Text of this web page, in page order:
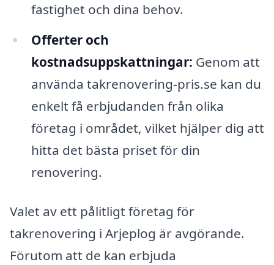
fastighet och dina behov.
Offerter och
kostnadsuppskattningar: Genom att
använda takrenovering-pris.se kan du
enkelt få erbjudanden från olika
företag i området, vilket hjälper dig att
hitta det bästa priset för din
renovering.
Valet av ett pålitligt företag för
takrenovering i Arjeplog är avgörande.
Förutom att de kan erbjuda